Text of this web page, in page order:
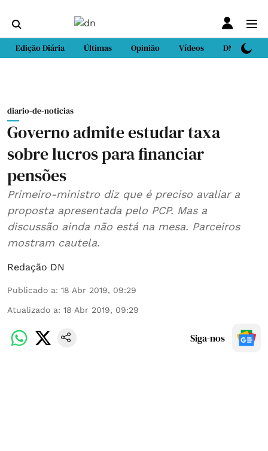
Edição Diária Últimas Opinião Vídeos DN Sport
diario-de-noticias
Governo admite estudar taxa
sobre lucros para financiar
pensões
Primeiro-ministro diz que é preciso avaliar a
proposta apresentada pelo PCP. Mas a
discussão ainda não está na mesa. Parceiros
mostram cautela.
Redação DN
Publicado a: 18 Abr 2019, 09:29
Atualizado a: 18 Abr 2019, 09:29
Siga-nos